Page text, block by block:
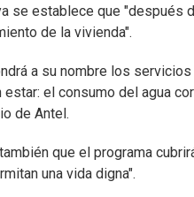
se establece que
de la vivienda".
a su nombre los
el consumo del agua
de Antel.
que el programa
una vida digna".